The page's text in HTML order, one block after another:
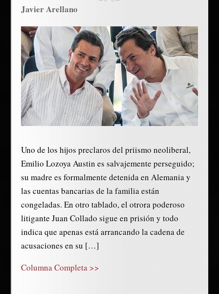
Javier Arellano
Uno de los hijos preclaros del priismo neoliberal,
Emilio Lozoya Austin es salvajemente perseguido;
su madre es formalmente detenida en Alemania y
las cuentas bancarias de la familia están
congeladas. En otro tablado, el otrora poderoso
litigante Juan Collado sigue en prisión y todo
indica que apenas está arrancando la cadena de
acusaciones en su […]
Columna Completa >>